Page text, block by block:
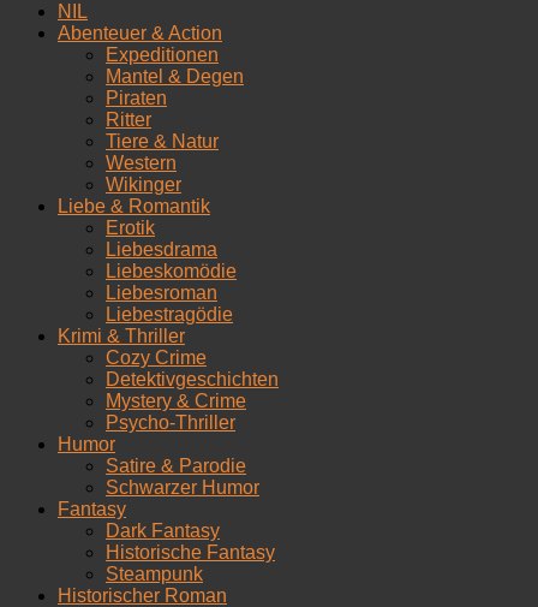
NIL
Abenteuer & Action
Expeditionen
Mantel & Degen
Piraten
Ritter
Tiere & Natur
Western
Wikinger
Liebe & Romantik
Erotik
Liebesdrama
Liebeskomödie
Liebesroman
Liebestragödie
Krimi & Thriller
Cozy Crime
Detektivgeschichten
Mystery & Crime
Psycho-Thriller
Humor
Satire & Parodie
Schwarzer Humor
Fantasy
Dark Fantasy
Historische Fantasy
Steampunk
Historischer Roman